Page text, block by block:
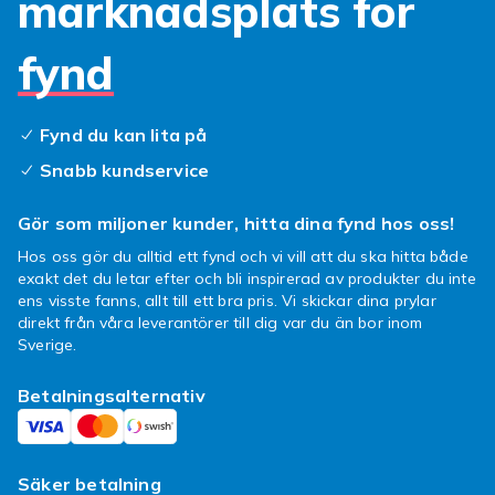
och bygga, och därför är det bra att det finns
arbetskläder för kvinnor likväl som för män. Så
skaffa er varsitt par schyssta, tåliga
arbetsbyxor, handskar och arbetsskor så är
billiga arbetskläder ni hittar här behöver ni
inte dra in på den övriga byggbudgeten för att
marknadsplats för
fynd
Fynd du kan lita på
Snabb kundservice
Gör som miljoner kunder, hitta dina fynd hos oss!
Hos oss gör du alltid ett fynd och vi vill att du ska hitta både
exakt det du letar efter och bli inspirerad av produkter du inte
ens visste fanns, allt till ett bra pris. Vi skickar dina prylar
direkt från våra leverantörer till dig var du än bor inom
Sverige.
Betalningsalternativ
Säker betalning